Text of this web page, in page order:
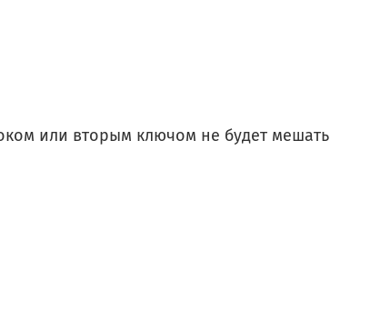
или вторым ключом не будет мешать